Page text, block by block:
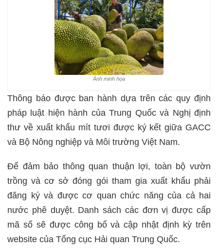
Ảnh minh họa
Thông báo được ban hành dựa trên các quy định
pháp luật hiện hành của Trung Quốc và Nghị định
thư về xuất khẩu mít tươi được ký kết giữa GACC
và Bộ Nông nghiệp và Môi trường Việt Nam.
Để đảm bảo thông quan thuận lợi, toàn bộ vườn
trồng và cơ sở đóng gói tham gia xuất khẩu phải
đăng ký và được cơ quan chức năng của cả hai
nước phê duyệt. Danh sách các đơn vị được cấp
mã số sẽ được công bố và cập nhật định kỳ trên
website của Tổng cục Hải quan Trung Quốc.